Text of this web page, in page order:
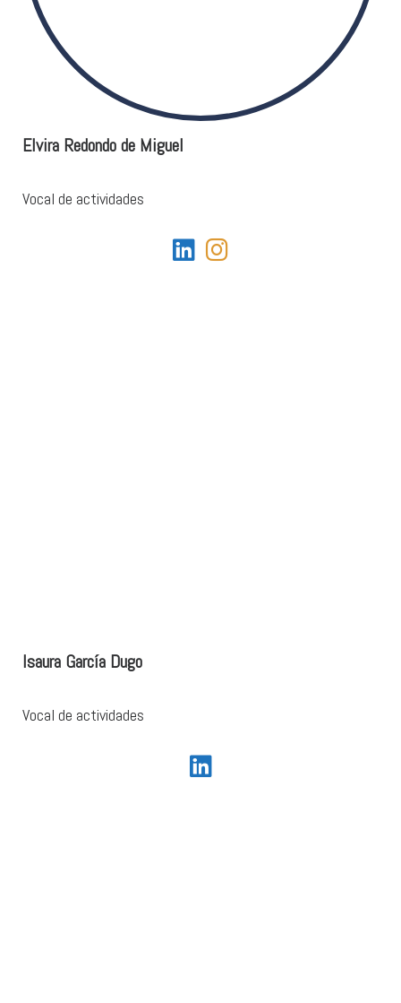
Elvira Redondo de Miguel
Vocal de actividades
fab fa-linkedin
Isaura García Dugo
Vocal de actividades
fab fa-linkedin